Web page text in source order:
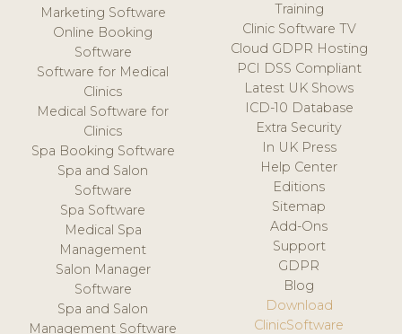
Marketing Software
Online Booking
Software
Software for Medical
Clinics
Medical Software for
Clinics
Spa Booking Software
Spa and Salon
Software
Spa Software
Medical Spa
Management
Salon Manager
Software
Spa and Salon
Management Software
Training
Clinic Software TV
Cloud GDPR Hosting
PCI DSS Compliant
Latest UK Shows
ICD-10 Database
Extra Security
In UK Press
Help Center
Editions
Sitemap
Add-Ons
Support
GDPR
Blog
Download
ClinicSoftware